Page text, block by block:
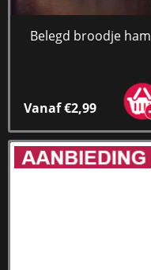
Belegd broodje ham
Vanaf €2,99